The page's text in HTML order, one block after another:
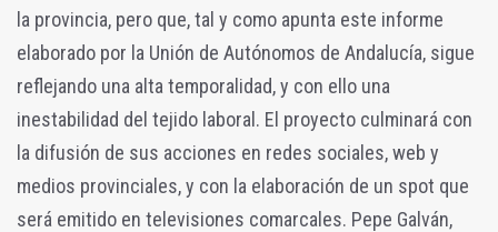
la provincia, pero que, tal y como apunta este informe
elaborado por la Unión de Autónomos de Andalucía, sigue
reflejando una alta temporalidad, y con ello una
inestabilidad del tejido laboral. El proyecto culminará con
la difusión de sus acciones en redes sociales, web y
medios provinciales, y con la elaboración de un spot que
será emitido en televisiones comarcales. Pepe Galván,